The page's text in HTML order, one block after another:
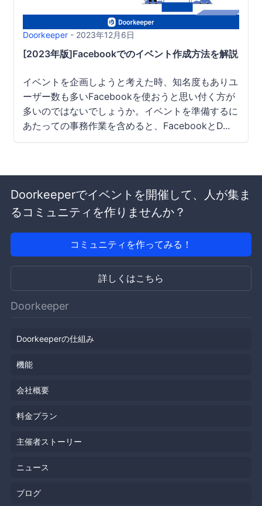
Doorkeeper - 2023年12月6日
[2023年版]Facebookでのイベント作成方法を解説｜メ
イベントを企画しようと考えた時、知名度もありユ
ーザー数も多いFacebookを使おうと思い付く方が
多いのではないでしょうか。イベントを準備するに
あたっての事務作業を含めると、FacebookとD...
Doorkeeperでイベントを開催して、人が集ま
るコミュニティを作りませんか？
コミュニティを作ってみる！
詳しくはこちら
Doorkeeper
Doorkeeperの仕組み
機能
会社概要
料金プラン
主催者ストーリー
ニュース
ブログ